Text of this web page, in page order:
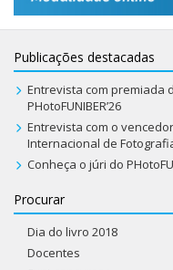
Publicações destacadas
Entrevista com premiada
PHotoFUNIBER’26
Entrevista com o
Internacional de Fotografia
Conheça o júri do
Procurar
Dia do livro 2018
Docentes